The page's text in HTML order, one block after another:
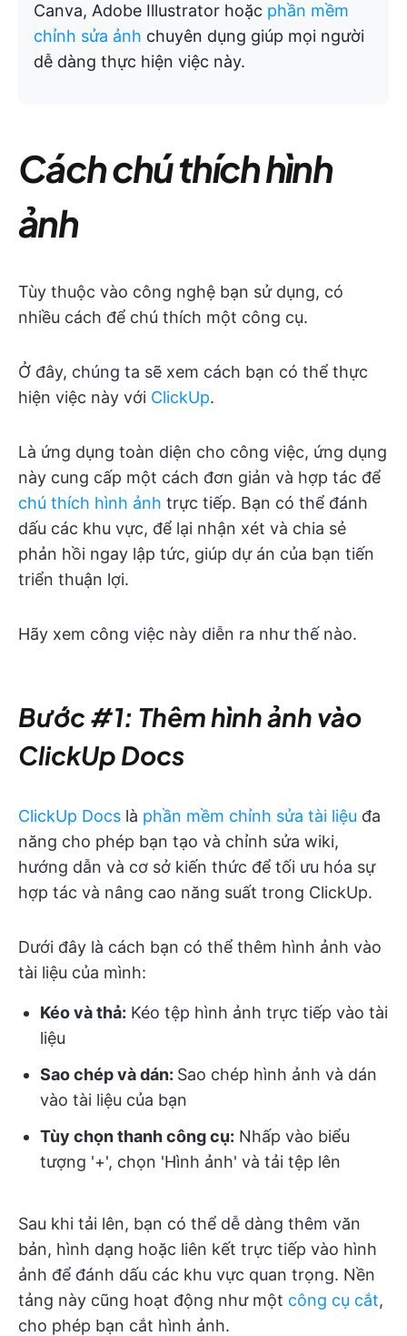
Canva, Adobe Illustrator hoặc phần mềm
chỉnh sửa ảnh chuyên dụng giúp mọi người
dễ dàng thực hiện việc này.
Cách chú thích hình
ảnh
Tùy thuộc vào công nghệ bạn sử dụng, có
nhiều cách để chú thích một công cụ.
Ở đây, chúng ta sẽ xem cách bạn có thể thực
hiện việc này với ClickUp.
Là ứng dụng toàn diện cho công việc, ứng dụng
này cung cấp một cách đơn giản và hợp tác để
chú thích hình ảnh trực tiếp. Bạn có thể đánh
dấu các khu vực, để lại nhận xét và chia sẻ
phản hồi ngay lập tức, giúp dự án của bạn tiến
triển thuận lợi.
Hãy xem công việc này diễn ra như thế nào.
Bước #1: Thêm hình ảnh vào
ClickUp Docs
ClickUp Docs là phần mềm chỉnh sửa tài liệu đa
năng cho phép bạn tạo và chỉnh sửa wiki,
hướng dẫn và cơ sở kiến thức để tối ưu hóa sự
hợp tác và nâng cao năng suất trong ClickUp.
Dưới đây là cách bạn có thể thêm hình ảnh vào
tài liệu của mình:
Kéo và thả: Kéo tệp hình ảnh trực tiếp vào tài
liệu
Sao chép và dán: Sao chép hình ảnh và dán
vào tài liệu của bạn
Tùy chọn thanh công cụ: Nhấp vào biểu
tượng '+', chọn 'Hình ảnh' và tải tệp lên
Sau khi tải lên, bạn có thể dễ dàng thêm văn
bản, hình dạng hoặc liên kết trực tiếp vào hình
ảnh để đánh dấu các khu vực quan trọng. Nền
tảng này cũng hoạt động như một công cụ cắt,
cho phép bạn cắt hình ảnh.